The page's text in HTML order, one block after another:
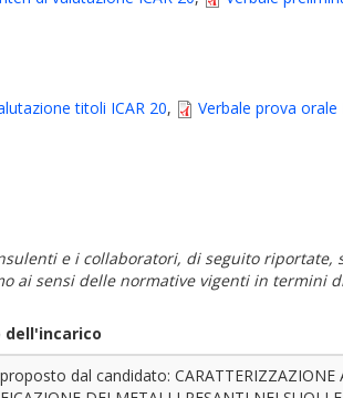
titoli ICAR 20, Verbale prova orale
e i collaboratori, di seguito
sensi delle normative vigenti in termini
dal candidato: